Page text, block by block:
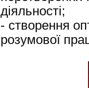
діяльності;
- створення
розумової